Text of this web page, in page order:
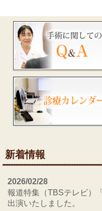
新着情報
2026/02/28
報道特集（TBSテレビ）
出演いたしました。